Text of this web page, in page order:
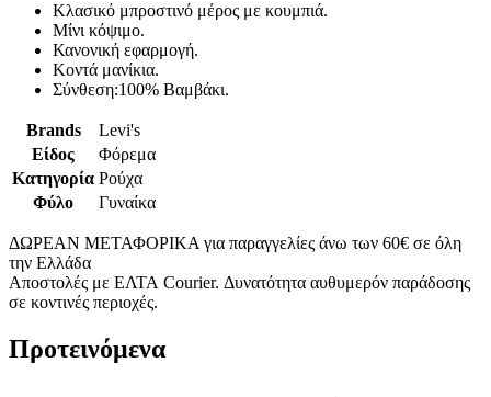
Κλασικό μπροστινό μέρος με κουμπιά.
Μίνι κόψιμο.
Κανονική εφαρμογή.
Κοντά μανίκια.
Σύνθεση:100% Βαμβάκι.
Brands
Levi's
Είδος
Φόρεμα
Κατηγορία Ρούχα
Φύλο
Γυναίκα
ΔΩΡΕΑΝ ΜΕΤΑΦΟΡΙΚΑ για παραγγελίες άνω των 60€ σε όλη
την Ελλάδα
Αποστολές με ΕΛΤΑ Courier. Δυνατότητα αυθυμερόν παράδοσης
σε κοντινές περιοχές.
Προτεινόμενα